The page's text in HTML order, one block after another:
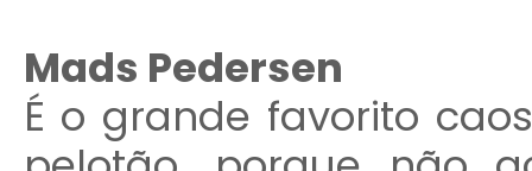
Mads Pedersen
É o grande favorito